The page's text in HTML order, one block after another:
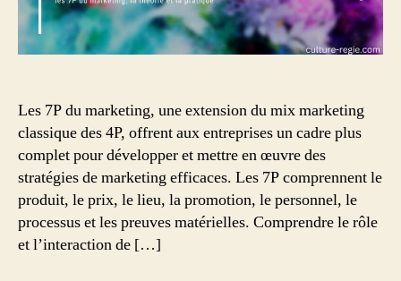
pratiques
Les 7P du marketing, une extension du mix marketing
classique des 4P, offrent aux entreprises un cadre plus
complet pour développer et mettre en œuvre des
stratégies de marketing efficaces. Les 7P comprennent le
produit, le prix, le lieu, la promotion, le personnel, le
processus et les preuves matérielles. Comprendre le rôle
et l’interaction de […]